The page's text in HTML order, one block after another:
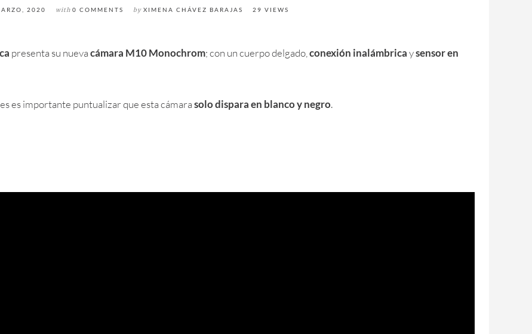
2020 with 0 COMMENTS by XIMENA CHÁVEZ BARAJAS 29 VIEWS
presenta su nuevacámara M10 Monochrom; con un cuerpo delgado, conexión inalámbricaysensor en
es importante puntualizar que esta cámarasolo dispara en blanco y negro.